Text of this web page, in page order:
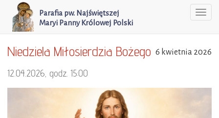
Parafia pw. Najświętszej
Maryi Panny Królowej Polski
6 kwietnia 2026
Niedziela Miłosierdzia Bożego
12.04.2026, godz. 15:00